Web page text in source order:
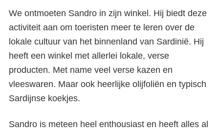
We ontmoeten Sandro in zijn winkel. Hij biedt deze
activiteit aan om toeristen meer te leren over de
lokale cultuur van het binnenland van Sardinië. Hij
heeft een winkel met allerlei lokale, verse
producten. Met name veel verse kazen en
vleeswaren. Maar ook heerlijke olijfoliën en typisch
Sardijnse koekjes.
Sandro is meteen heel enthousiast en heeft alles al